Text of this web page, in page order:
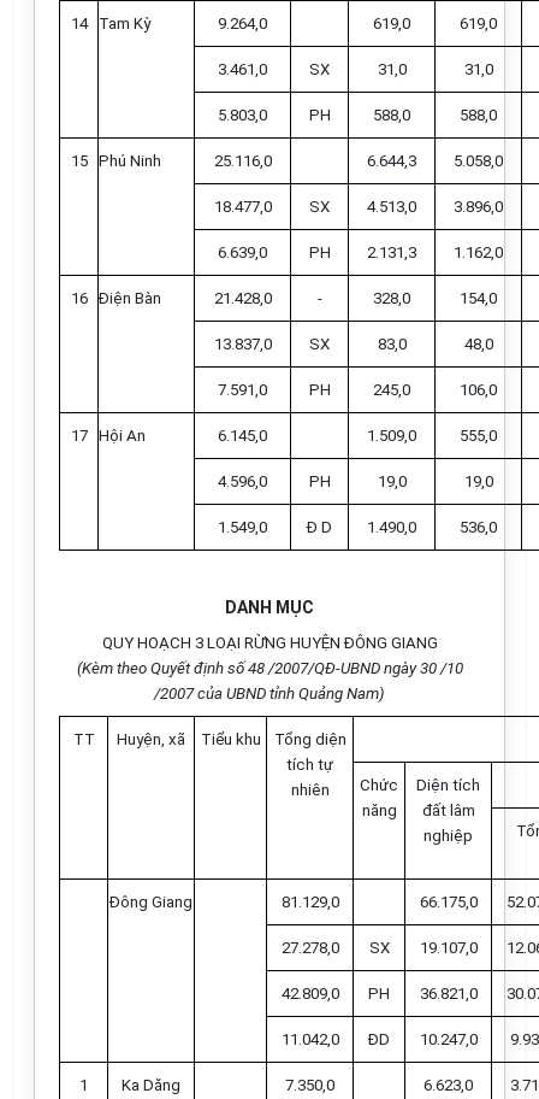
14 Tam Kỳ 9.264,0 619,0 619,0
3.461,0 SX 31,0 31,0
5.803,0 PH 588,0 588,0
15 Phú Ninh 25.116,0 6.644,3 5.058,0
18.477,0 SX 4.513,0 3.896,0
6.639,0 PH 2.131,3 1.162,0
16 Điện Bàn 21.428,0 - 328,0 154,0
13.837,0 SX 83,0 48,0
7.591,0 PH 245,0 106,0
17 Hội An 6.145,0 1.509,0 555,0
4.596,0 PH 19,0 19,0
1.549,0 Đ D 1.490,0 536,0
DANH MỤC
QUY HOẠCH 3 LOẠI RỪNG HUYỆN ĐÔNG GIANG
(Kèm theo Quyết định số 48 /2007/QĐ-UBND ngày 30 /10
/2007 của UBND tỉnh Quảng Nam)
TT Huyện, xã Tiểu khu
Tổng diện
tích tự
nhiên
Chức
năng
Diện tích
đất lâm
nghiệp
Đông Giang 81.129,0 66.175,0
27.278,0 SX 19.107,0
42.809,0 PH 36.821,0
11.042,0 ĐD 10.247,0
1 Ka Dăng 7.350,0 6.623,0